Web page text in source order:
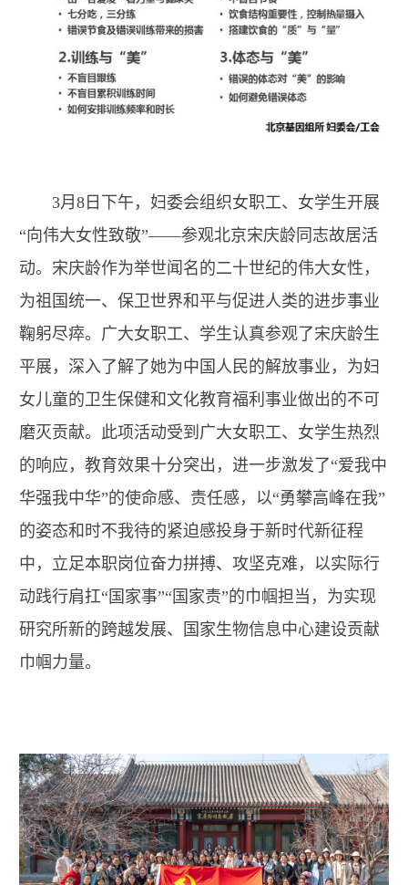
3月8日下午，妇委会组织女职工、女学生开展
“向伟大女性致敬”——参观北京宋庆龄同志故居活
动。宋庆龄作为举世闻名的二十世纪的伟大女性，
为祖国统一、保卫世界和平与促进人类的进步事业
鞠躬尽瘁。广大女职工、学生认真参观了宋庆龄生
平展，深入了解了她为中国人民的解放事业，为妇
女儿童的卫生保健和文化教育福利事业做出的不可
磨灭贡献。此项活动受到广大女职工、女学生热烈
的响应，教育效果十分突出，进一步激发了“爱我中
华强我中华”的使命感、责任感，以“勇攀高峰在我”
的姿态和时不我待的紧迫感投身于新时代新征程
中，立足本职岗位奋力拼搏、攻坚克难，以实际行
动践行肩扛“国家事”“国家责”的巾帼担当，为实现
研究所新的跨越发展、国家生物信息中心建设贡献
巾帼力量。